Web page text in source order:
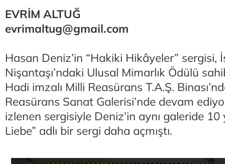
EVRİM ALTUĞ
evrimaltug@gmail.com
Hasan Deniz’in “Hakiki Hikâyeler” sergisi,
Nişantaşı’ndaki Ulusal Mimarlık Ödülü
Hadi imzalı Milli Reasürans T.A.Ş.
Reasürans Sanat Galerisi’nde devam
izlenen sergisiyle Deniz’in aynı galeride 10
Liebe” adlı bir sergi daha açmıştı.